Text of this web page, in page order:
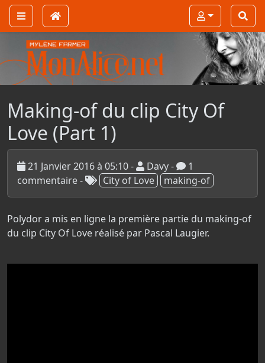
Making-of du clip City Of
Love (Part 1)
21 Janvier 2016 à 05:10 - Davy -
1
commentaire- City of Love making-of
Polydor a mis en ligne la première partie du making-of
du clip City Of Love réalisé par Pascal Laugier.